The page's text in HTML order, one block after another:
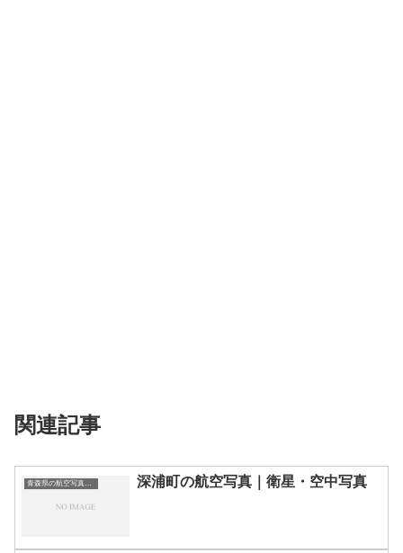
関連記事
青森県の航空写真・空中写真 深浦町の航空写真｜衛星・空中写真